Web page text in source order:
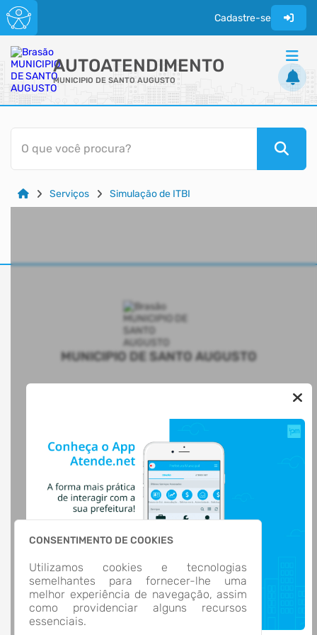
Cadastre-se
AUTOATENDIMENTO
MUNICIPIO DE SANTO AUGUSTO
ACESSO RÁPIDO
Acessibilidade
Transparência
O que você procura?
Serviços Simulação de ITBI
CONSENTIMENTO DE COOKIES
Utilizamos cookies e tecnologias
semelhantes para fornecer-lhe uma
melhor experiência de navegação, assim
como providenciar alguns recursos
essenciais.
MUNICIPIO DE SANTO AUGUSTO
AUTOATENDIMENTO
Acesso à Informação
Cidadão
Transparência
LOCALIZAÇÃO
Rua CEL. JULIO PEREIRA DOS SANTOS, Nº 465, CENTRO
CEP: 98.590-000
CONTATOS
(55) 3781-4361
(55) 3781-4361
ti@santoaugusto.rs.gov.br